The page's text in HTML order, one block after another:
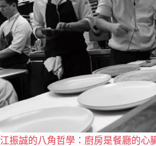
江振誠的八角哲學：廚房是餐廳的心